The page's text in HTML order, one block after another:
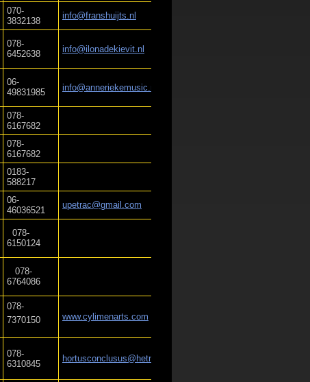
070-
3832138
info@franshuijts.nl
078-
6452638
info@ilonadekievit.nl
06-
49831985
info@anneriekemusic.nl
078-
6167682
078-
6167682
0183-
588217
06-
46036521
upetrac@gmail.com
078-
6150124
078-
6764086
078-
7370150
www.cylimenarts.com
078-
6310845
hortusconclusus@hetnet.nl